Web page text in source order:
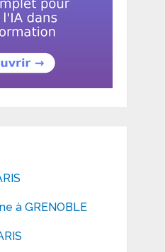
à GRENOBLE